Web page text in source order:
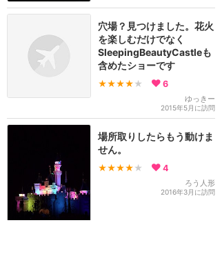
穴場？見つけました。花火
を楽しむだけでなく
SleepingBeautyCastleも
含めたショーです
★★★★ ★ 6
ゆっきー
2015年5月に訪問
場所取りしたらもう動けま
せん。
★★★★ ★ 4
ろう人形
2016年3月に訪問